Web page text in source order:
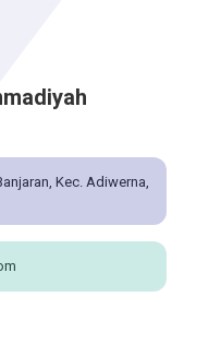
Kec. Adiwerna,